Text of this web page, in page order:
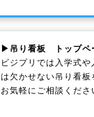
▶吊り看板 トップペ
ビジプリでは入学式
は欠かせない吊り看板
お気軽にご相談くださ